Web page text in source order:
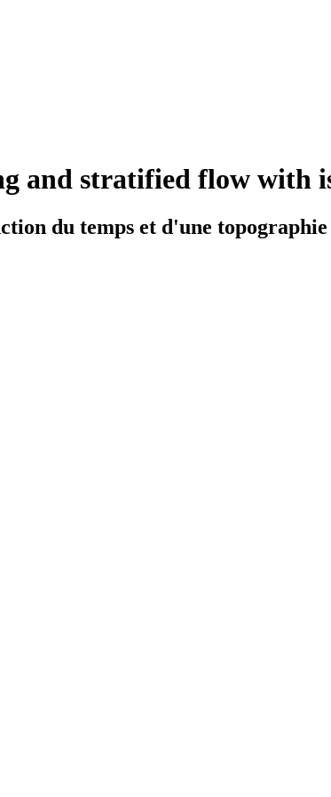
and stratified flow with
du temps et d'une topographie